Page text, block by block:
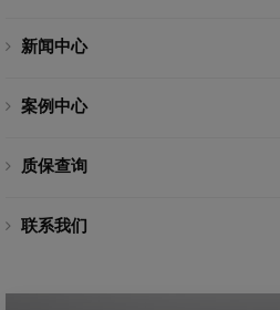
新闻中心
案例中心
质保查询
联系我们